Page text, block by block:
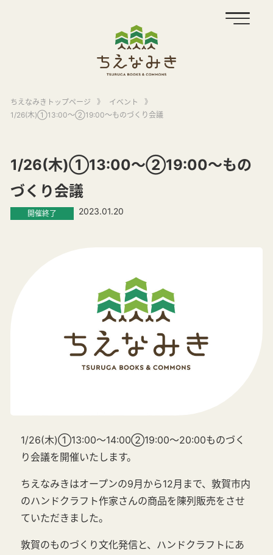
ちえなみきトップページ 》 イベント
》
1/26(木)①13:00～②19:00～ものづくり会議
1/26(木)①13:00～②19:00～もの
づくり会議
開催終了 2023.01.20
1/26(木)①13:00～14:00②19:00～20:00ものづく
り会議を開催いたします。
ちえなみきはオープンの9月から12月まで、敦賀市内
のハンドクラフト作家さんの商品を陳列販売をさせ
ていただきました。
敦賀のものづくり文化発信と、ハンドクラフトにあ